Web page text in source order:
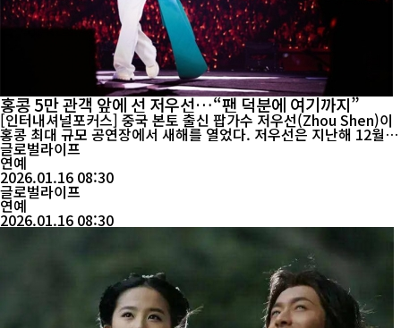
홍콩 5만 관객 앞에 선 저우선…“팬 덕분에 여기까지”
[인터내셔널포커스] 중국 본토 출신 팝가수 저우선(Zhou Shen)이
홍콩 최대 규모 공연장에서 새해를 열었다. 저우선은 지난해 12월 3
1일 홍콩 카이탁 스포츠파크(5만 석)에서 단독 콘서트를 열고 2026
년 카운트다운을 팬들과 함께했다. 2025년 3월 개장 이후 이 무대에
오른 첫 본토 아티스트다. 저우선은 이튿날 인터뷰에서 “관객과 함
께 노...
글로벌라이프
연예
2026.01.16 08:30
글로벌라이프
연예
2026.01.16 08:30